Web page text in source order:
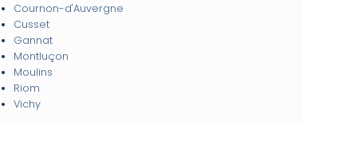
Cournon-d'Auvergne
Cusset
Gannat
Montluçon
Moulins
Riom
Vichy